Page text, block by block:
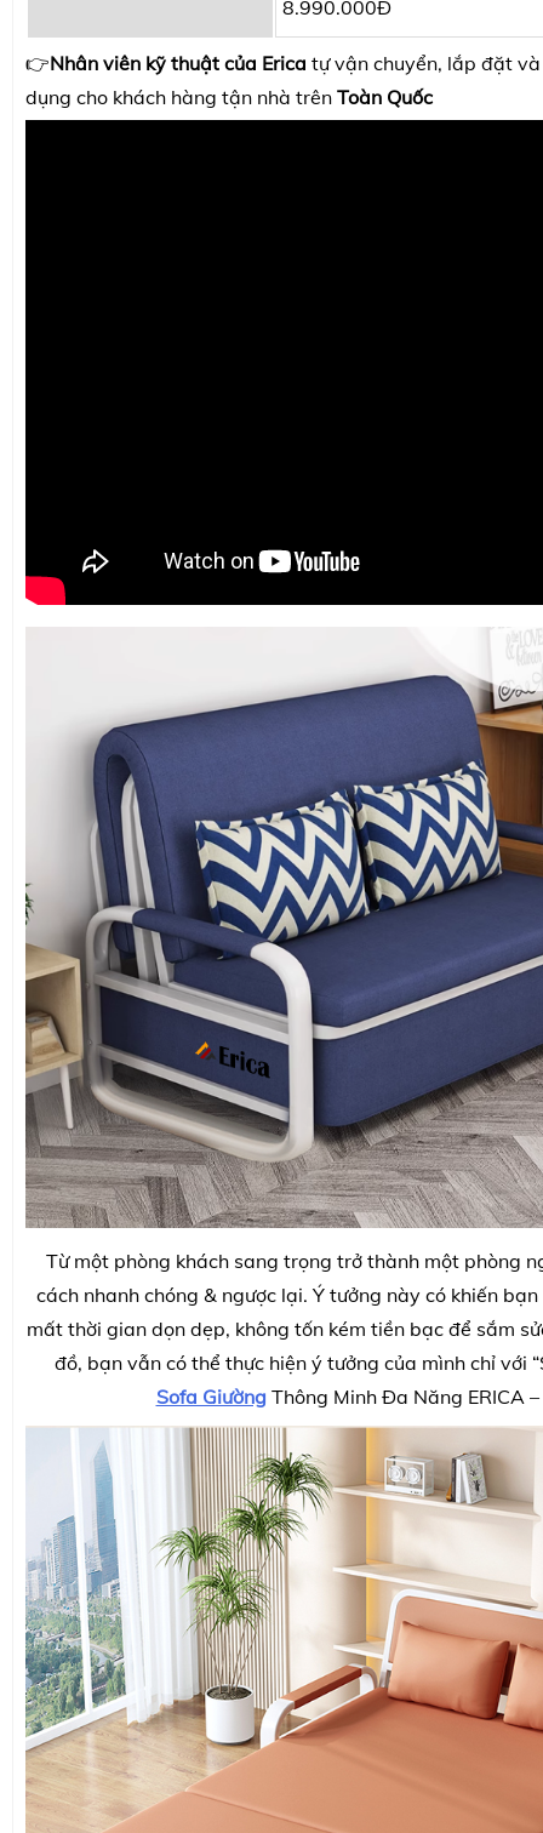
8.990.000Đ
👉Nhân viên kỹ thuật của Erica tự vận chuyển, lắp đặt
dụng cho khách hàng tận nhà trên Toàn Quốc
Từ một phòng khách sang trọng trở thành một phòng
cách nhanh chóng & ngược lại. Ý tưởng này có khiến
mất thời gian dọn dẹp, không tốn kém tiền bạc để sắm
đồ, bạn vẫn có thể thực hiện ý tưởng của mình chỉ với
Sofa Giường Thông Minh Đa Năng ERICA –